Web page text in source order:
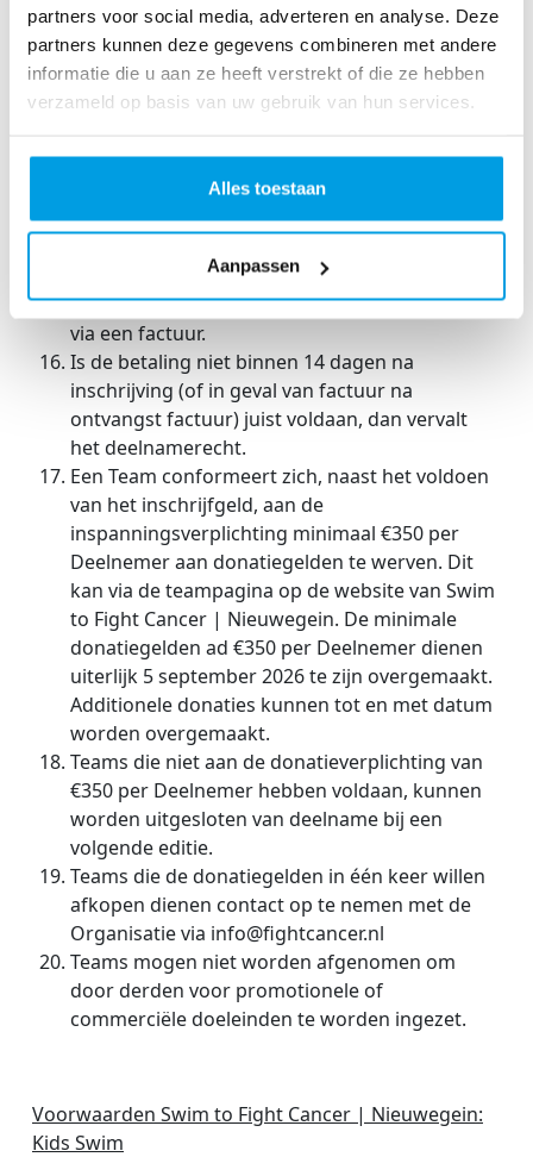
partners voor social media, adverteren en analyse. Deze
partners kunnen deze gegevens combineren met andere
informatie die u aan ze heeft verstrekt of die ze hebben
verzameld op basis van uw gebruik van hun services.
Alles toestaan
Aanpassen
Startbewijzen mogen niet worden afgenomen
om door derden voor promotionele of
commerciële doeleinden te worden ingezet.
Bijkomende voorwaarden voor deelname via
Een Business Team bestaat uit maximaal 5
Deelnemers van personen ouder dan 16 jaar.
inschrijfgeld. Deze betaling geschiedt via de
website [url lokale swim] betalingssysteem, of
via een factuur.
Is de betaling niet binnen 14 dagen na
inschrijving (of in geval van factuur na
ontvangst factuur) juist voldaan, dan vervalt
het deelnamerecht.
Een Team conformeert zich, naast het voldoen
van het inschrijfgeld, aan de
inspanningsverplichting minimaal €350 per
Deelnemer aan donatiegelden te werven. Dit
kan via de teampagina op de website van Swim
to Fight Cancer | Nieuwegein. De minimale
donatiegelden ad €350 per Deelnemer dienen
uiterlijk 5 september 2026 te zijn overgemaakt.
Additionele donaties kunnen tot en met datum
worden overgemaakt.
Teams die niet aan de donatieverplichting van
€350 per Deelnemer hebben voldaan, kunnen
worden uitgesloten van deelname bij een
volgende editie.
Teams die de donatiegelden in één keer willen
afkopen dienen contact op te nemen met de
Organisatie via info@fightcancer.nl
Teams mogen niet worden afgenomen om
door derden voor promotionele of
commerciële doeleinden te worden ingezet.
Voorwaarden Swim to Fight Cancer | Nieuwegein:
Kids Swim